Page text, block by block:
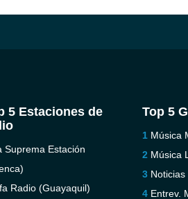
5 Estaciones de
Suprema Estación
Radio (Guayaquil)
Top 5
Música
Música
Noticias
Entrev.